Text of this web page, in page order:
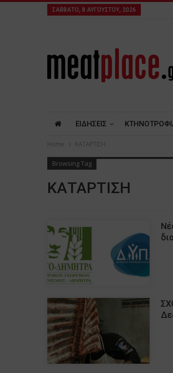
ΣΆΒΒΑΤΟ, 8 ΑΥΓΟΎΣΤΟΥ, 2026
ΕΙΔΗΣΕΙΣ
Home ΚΑΤΑΡΤΙΣΗ
Browsing Tag
ΚΑΤΑΡΤΙΣΗ